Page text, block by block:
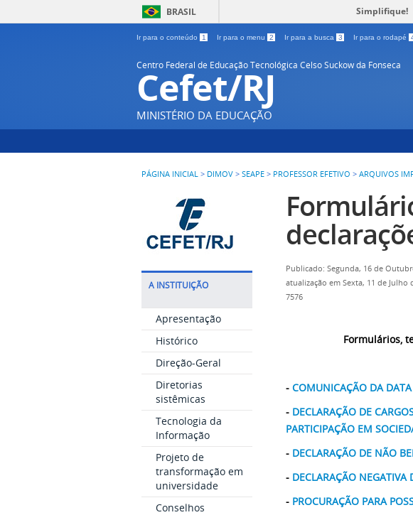
BRASIL Simplifique!
Ir para o conteúdo 1 Ir para o menu 2 Ir para a busca 3 Ir para o rodapé
Centro Federal de Educação Tecnológica Celso Suckow da Fonseca
Cefet/RJ
MINISTÉRIO DA EDUCAÇÃO
PÁGINA INICIAL > DIMOV > SEAPE > PROFESSOR EFETIVO > ARQUIVOS
A INSTITUIÇÃO
Apresentação
Histórico
Direção-Geral
Diretorias
sistêmicas
Tecnologia da
Informação
Projeto de
transformação em
universidade
Conselhos
Publicado: Segunda, 16 de
atualização em Sexta, 11 de Julho
7576
Formulários,
- COMUNICAÇÃO DA
- DECLARAÇÃO DE
PARTICIPAÇÃO EM
- DECLARAÇÃO DE NÃO
- DECLARAÇÃO NEGATIVA
- PROCURAÇÃO PARA